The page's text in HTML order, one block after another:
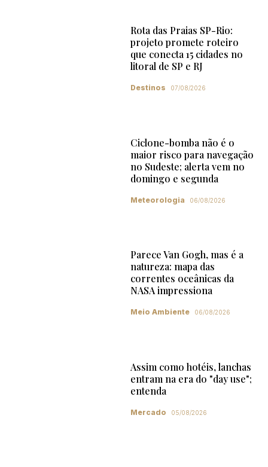
Rota das Praias SP-Rio:
projeto promete roteiro
que conecta 15 cidades no
litoral de SP e RJ
Destinos 07/08/2026
Ciclone-bomba não é o
maior risco para navegação
no Sudeste; alerta vem no
domingo e segunda
Meteorologia 06/08/2026
Parece Van Gogh, mas é a
natureza: mapa das
correntes oceânicas da
NASA impressiona
Meio Ambiente 06/08/2026
Assim como hotéis, lanchas
entram na era do "day use";
entenda
Mercado 05/08/2026